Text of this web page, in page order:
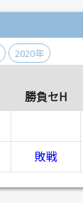
2020年
勝負セH
敗戦